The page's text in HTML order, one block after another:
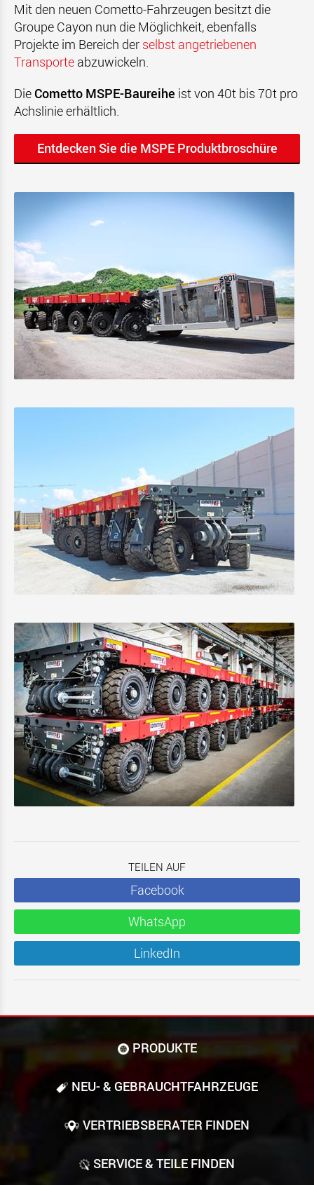
Mit den neuen Cometto-Fahrzeugen besitzt die
Groupe Cayon nun die Möglichkeit, ebenfalls
Projekte im Bereich der selbst angetriebenen
Transporte abzuwickeln.
Die Cometto MSPE-Baureihe ist von 40t bis 70t pro
Achslinie erhältlich.
Entdecken Sie die MSPE Produktbroschüre
TEILEN AUF
Facebook
WhatsApp
LinkedIn
PRODUKTE
NEU- & GEBRAUCHT­FAHRZEUGE
VERTRIEBSBERATER FINDEN
SERVICE & TEILE FINDEN